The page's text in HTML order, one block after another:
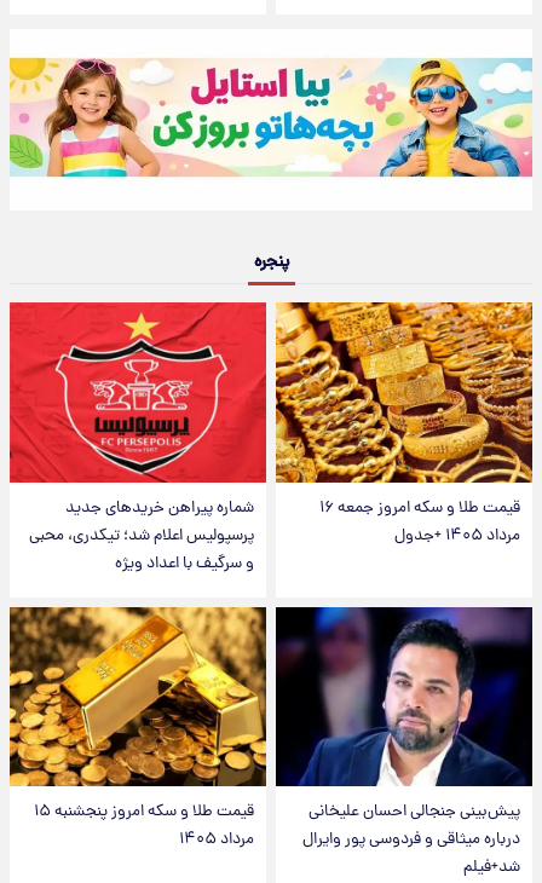
پنجره
قیمت طلا و سکه امروز جمعه ۱۶
مرداد ۱۴۰۵ +جدول
شماره پیراهن خریدهای جدید
پرسپولیس اعلام شد؛ تیکدری، محبی
و سرگیف با اعداد ویژه
پیش‌بینی جنجالی احسان علیخانی
درباره میثاقی و فردوسی پور وایرال
شد+فیلم
قیمت طلا و سکه امروز پنجشنبه ۱۵
مرداد ۱۴۰۵